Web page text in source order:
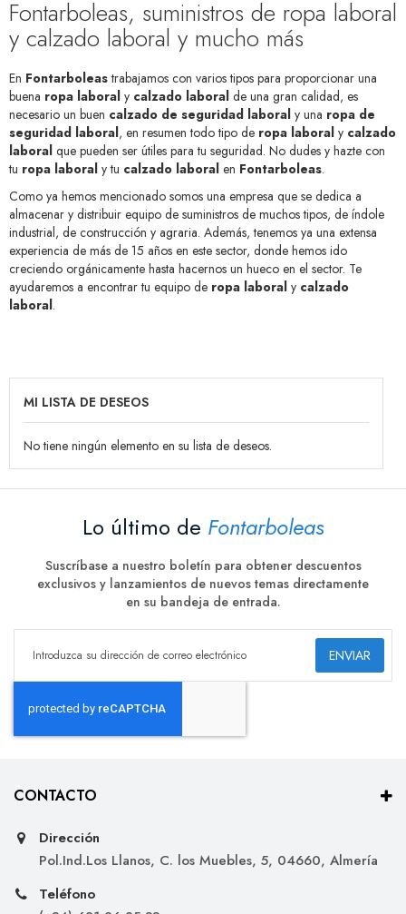
Fontarboleas, suministros de ropa laboral
y calzado laboral y mucho más
En Fontarboleastrabajamos con varios tipos para proporcionar una
buena ropa laboral y calzado laboral de una gran calidad, es
necesario un buen calzado de seguridad laboral y una ropa de
seguridad laboral, en resumen todo tipo de ropa laboral y calzado
laboral que pueden ser útiles para tu seguridad. No dudes y hazte con
tu ropa laboral y tu calzado laboral en Fontarboleas.
Como ya hemos mencionado somos una empresa que se dedica a
almacenar y distribuir equipo de suministros de muchos tipos, de índole
industrial, de construcción y agraria. Además, tenemos ya una extensa
experiencia de más de 15 años en este sector, donde hemos ido
creciendo orgánicamente hasta hacernos un hueco en el sector. Te
ayudaremos a encontrar tu equipo de ropa laboral y calzado
laboral.
MI LISTA DE DESEOS
No tiene ningún elemento en su lista de deseos.
Lo último de Fontarboleas
Suscríbase a nuestro boletín para obtener descuentos
exclusivos y lanzamientos de nuevos temas directamente
en su bandeja de entrada.
ENVIAR
CONTACTO
Dirección
Pol.Ind.Los Llanos, C. los Muebles, 5, 04660, Almería
Teléfono